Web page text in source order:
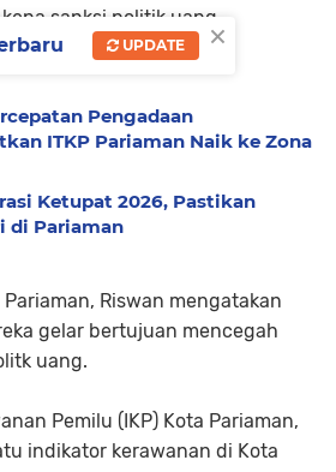
sanksi politik uang.
Pengadaan
ITKP Pariaman Naik ke Zona
Ketupat 2026, Pastikan
di Pariaman
Riswan mengatakan
gelar bertujuan mencegah
uang.
Pemilu (IKP) Kota Pariaman,
indikator kerawanan di Kota
×
UPDATE